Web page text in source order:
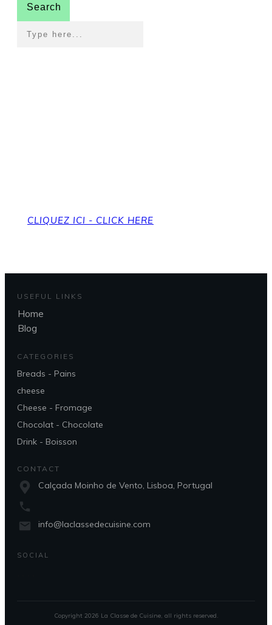
Search
CLIQUEZ ICI - CLICK HERE
USEFUL LINKS
Home
Blog
CATEGORIES
Breads - Pains
cheese
Cheese - Fromage
Chocolat - Chocolate
Drink - Boisson
CONTACT
Calçada Moinho de Vento, Lisboa, Portugal
info@laclassedecuisine.com
SOCIAL
Copyright 2026 La Classe de Cuisine, all rights reserved.